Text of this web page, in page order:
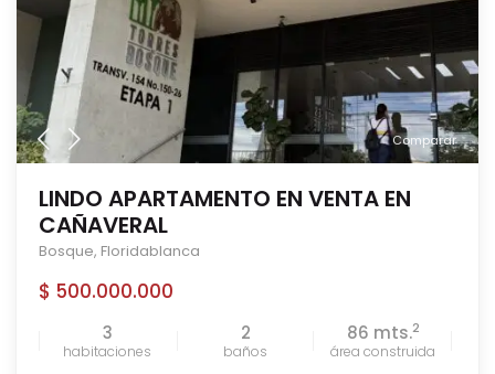
Comparar
LINDO APARTAMENTO EN VENTA EN
CAÑAVERAL
Bosque, Floridablanca
$ 500.000.000
3
habitaciones
2
baños
86 mts.2
área construida